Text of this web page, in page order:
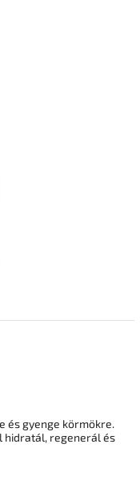
és gyenge körmökre.
hidratál, regenerál és